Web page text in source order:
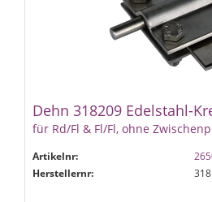
Dehn 318209 Edelstahl-
für Rd/Fl & Fl/Fl, ohne
Artikelnr:
Herstellernr: